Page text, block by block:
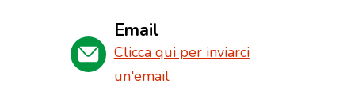
Email
Clicca qui per inviarci
un'email